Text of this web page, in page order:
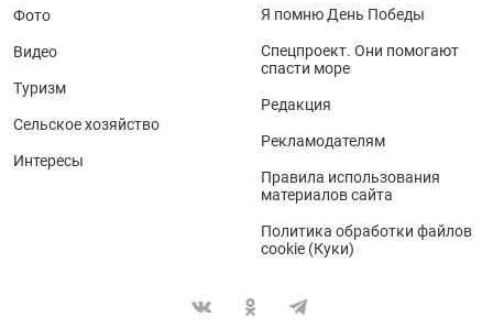
Фото
Видео
Туризм
Сельское хозяйство
Интересы
Я помню День Победы
Спецпроект. Они помогают
спасти море
Редакция
Рекламодателям
Правила использования
материалов сайта
Политика обработки файлов
cookie (Куки)